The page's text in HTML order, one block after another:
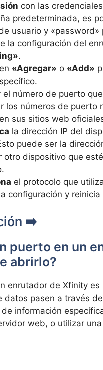
con las
predeterminada, es
usuario y «password»
la configuración del
.
«Agregar» o «Add»
el número de puerto
los números de puerto
sus sitios web
la dirección IP del⁣
puede ser la
otro dispositivo que
el protocolo que
configuración y
➡️
puerto en un
abrirlo?
enrutador de Xfinity
datos pasen a través
información
web, o utilizar